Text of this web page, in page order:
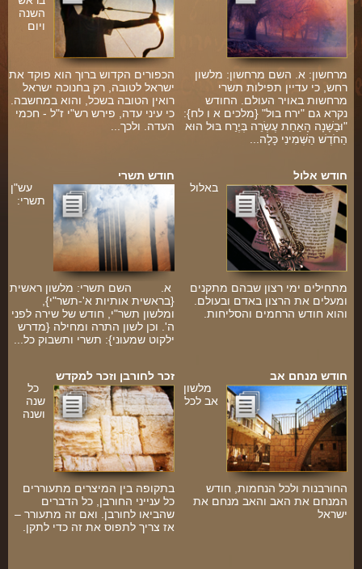
השנה
ויום
הכפורים הקדוש ברוך הוא פוקד את
ישראל לטובה, רק בחנוכה ישראל
רואין הטובה בשכל, והוא במחשבה.
כי עיני עדה, פירש רש"י ז"ל - חכמי
העדה. ולכך...
מרחשון: א. השם מרחשון: מלשון
רחש, כי עדיין תפילות תשרי
מרחשות באויר העולם. החודש
נקרא גם "ירח בול" {מלכים א ו לח}:
"וּבַשָּׁנָה הָאַחַת עֶשְׂרֵה בְּיֶרַח בּוּל הוּא
הַחֹדֶשׁ הַשְּׁמִינִי כָּלָה...
חודש תשרי
עש"ן
תשרי:
א. השם תשרי: מלשון ראשית
{בראשית אותיות א'-תשר"י},
ומלשון תשר"י, חודש של שירה לפני
ה'. וכן לשון התרה ומחילה {מדרש
ילקוט שמעוני}: תשרי ותשבוק כל...
חודש אלול
באלול
מתחילים ימי רצון שבהם מתקנים
ומעלים את הרצון באדם ובעולם.
והוא חודש הרחמים והסליחות.
זכר לחורבן וזכר למקדש
כל
שנה
ושנה
בתקופה בין המיצרים מתעוררים
כל ענייני החורבן, כל הדברים
שהביאו לחורבן. ואם זה מתעורר –
אז צריך לתפוס את זה כדי לתקן.
חודש מנחם אב
מלשון
אב לכל
החורבנות ולכל הנחמות, חודש
המנחם את האב והאב מנחם את
ישראל